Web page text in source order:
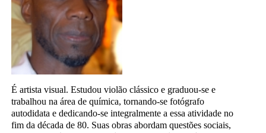
É artista visual. Estudou violão clássico e graduou-se e
trabalhou na área de química, tornando-se fotógrafo
autodidata e dedicando-se integralmente a essa atividade no
fim da década de 80. Suas obras abordam questões sociais,